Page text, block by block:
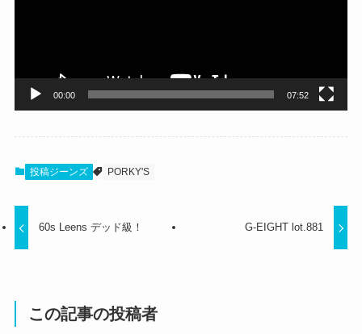
00:00 07:52
投稿ジーンズ PORKY'S
60s Leens デッド級！ G-EIGHT lot.881
この記事の投稿者